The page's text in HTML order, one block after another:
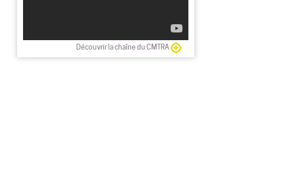
Découvrir la chaîne du CMTRA